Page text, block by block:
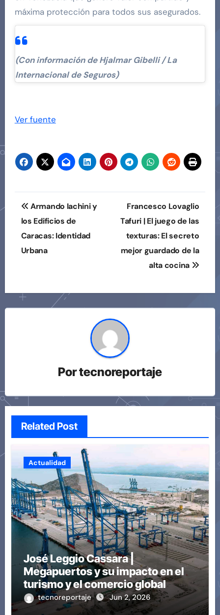
máxima protección para todos sus asegurados.
(Con información de Hjalmar Gibelli / La
Internacional de Seguros)
de
Ver fuente
Navegación
de
entradas
Armando Iachini y
los Edificios de
Caracas: Identidad
Urbana
Francesco Lovaglio
Tafuri | El juego de las
texturas: El secreto
mejor guardado de la
alta cocina
Portecnoreportaje
Related Post
Actualidad
José Leggio Cassara |
Megapuertos y su impacto en el
turismo y el comercio global
tecnoreportaje Jun 2, 2026